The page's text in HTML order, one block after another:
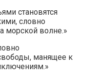
становятся
словно
морской волне.»
манящее к